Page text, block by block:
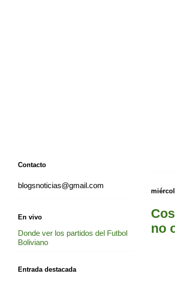
no
Contacto
blogsnoticias@gmail.com
En vivo
Donde ver los partidos del Futbol
Boliviano
Entrada destacada